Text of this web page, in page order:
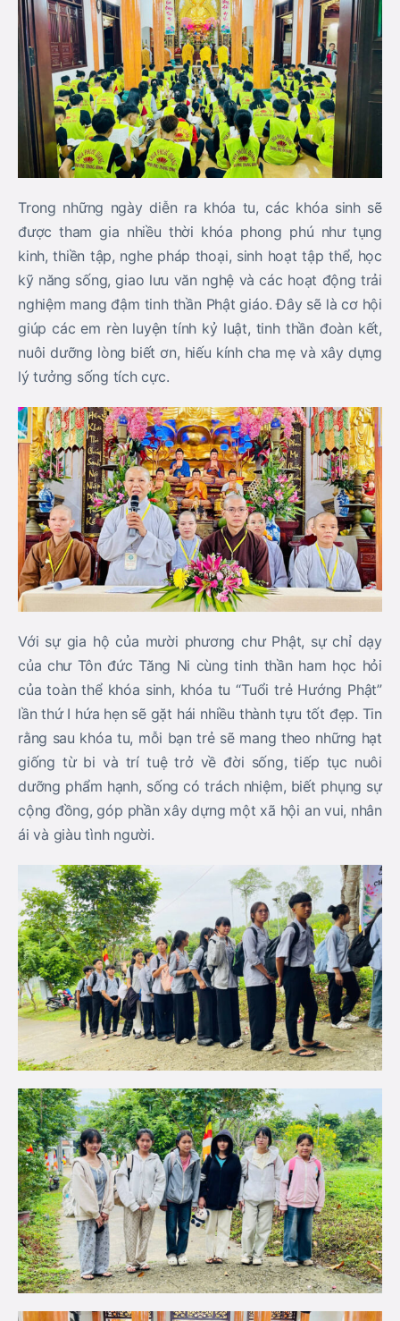
Trong những ngày diễn ra khóa tu, các khóa sinh sẽ
được tham gia nhiều thời khóa phong phú như tụng
kinh, thiền tập, nghe pháp thoại, sinh hoạt tập thể, học
kỹ năng sống, giao lưu văn nghệ và các hoạt động trải
nghiệm mang đậm tinh thần Phật giáo. Đây sẽ là cơ hội
giúp các em rèn luyện tính kỷ luật, tinh thần đoàn kết,
nuôi dưỡng lòng biết ơn, hiếu kính cha mẹ và xây dựng
lý tưởng sống tích cực.
Với sự gia hộ của mười phương chư Phật, sự chỉ dạy
của chư Tôn đức Tăng Ni cùng tinh thần ham học hỏi
của toàn thể khóa sinh, khóa tu “Tuổi trẻ Hướng Phật”
lần thứ I hứa hẹn sẽ gặt hái nhiều thành tựu tốt đẹp. Tin
rằng sau khóa tu, mỗi bạn trẻ sẽ mang theo những hạt
giống từ bi và trí tuệ trở về đời sống, tiếp tục nuôi
dưỡng phẩm hạnh, sống có trách nhiệm, biết phụng sự
cộng đồng, góp phần xây dựng một xã hội an vui, nhân
ái và giàu tình người.